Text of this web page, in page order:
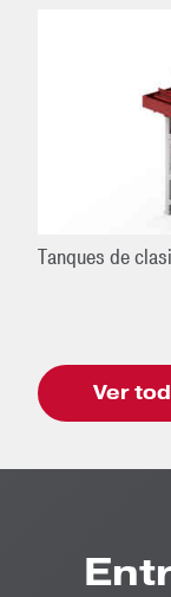
Tanques de
Ver